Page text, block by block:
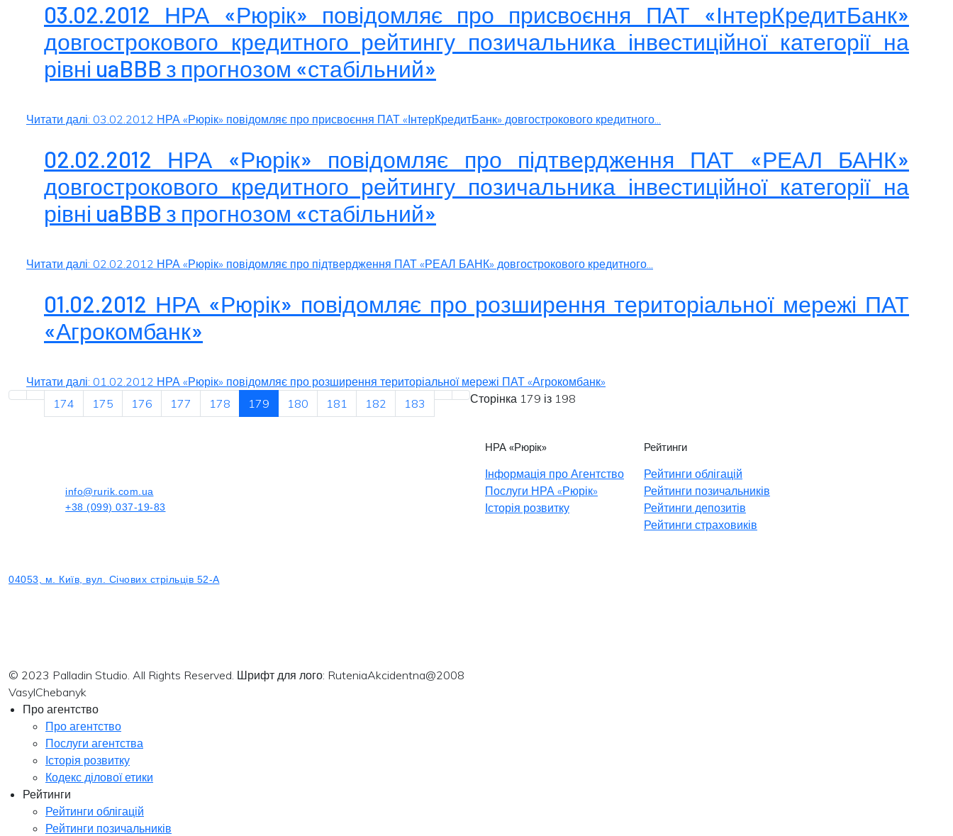
03.02.2012 НРА «Рюрік» повідомляє про присвоєння ПАТ «ІнтерКредитБанк»
довгострокового кредитного рейтингу позичальника інвестиційної категорії на
рівні uaBBB з прогнозом «стабільний»
Читати далі: 03.02.2012 НРА «Рюрік» повідомляє про присвоєння ПАТ «ІнтерКредитБанк» довгострокового кредитного...
02.02.2012 НРА «Рюрік» повідомляє про підтвердження ПАТ «РЕАЛ БАНК»
довгострокового кредитного рейтингу позичальника інвестиційної категорії на
рівні uaBBB з прогнозом «стабільний»
Читати далі: 02.02.2012 НРА «Рюрік» повідомляє про підтвердження ПАТ «РЕАЛ БАНК» довгострокового кредитного...
01.02.2012 НРА «Рюрік» повідомляє про розширення територіальної мережі ПАТ
«Агрокомбанк»
Читати далі: 01.02.2012 НРА «Рюрік» повідомляє про розширення територіальної мережі ПАТ «Агрокомбанк»
174
175 176 177 178 179 180 181 182 183 Сторінка 179 із 198
info@rurik.com.ua
+38 (099) 037-19-83
04053, м. Київ, вул. Січових стрільців 52-А
НРА «Рюрік»
Інформація про Агентство
Послуги НРА «Рюрік»
Історія розвитку
Рейтинги
Рейтинги облігацій
Рейтинги позичальників
Рейтинги депозитів
Рейтинги страховиків
© 2023 Palladin Studio. All Rights Reserved. Шрифт для лого: RuteniaAkcidentna@2008
VasylChebanyk
Про агентство
Про агентство
Послуги агентства
Історія розвитку
Кодекс ділової етики
Рейтинги
Рейтинги облігацій
Рейтинги позичальників